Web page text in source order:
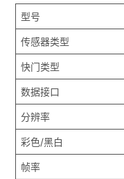
型号
传感器类型
快门类型
数据接口
分辨率
彩色/黑白
帧率